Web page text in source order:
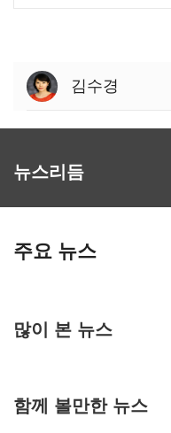
김수경
뉴스리듬
주요 뉴스
많이 본 뉴스
함께 볼만한 뉴스